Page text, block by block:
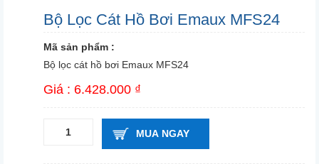
Bộ Lọc Cát Hồ Bơi Emaux MFS24
Mã sản phẩm :
Bộ lọc cát hồ bơi Emaux MFS24
Giá : 6.428.000 ₫
MUA NGAY